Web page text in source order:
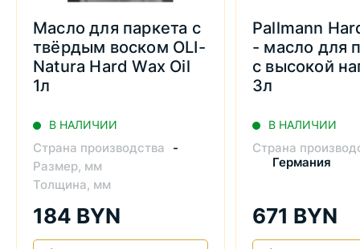
Масло для паркета с
твёрдым воском OLI-
Natura Hard Wax Oil
1л
В НАЛИЧИИ
Страна производства
-
Размер, мм
Толщина, мм
184 BYN
Pallmann
- масло для
с высокой
3л
В НАЛИЧИИ
Страна
Германия
671 BYN